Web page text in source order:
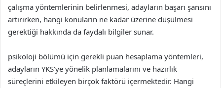
çalışma yöntemlerinin belirlenmesi, adayların başarı şansını
artırırken, hangi konuların ne kadar üzerine düşülmesi
gerektiği hakkında da faydalı bilgiler sunar.
psikoloji bölümü için gerekli puan hesaplama yöntemleri,
adayların YKS’ye yönelik planlamalarını ve hazırlık
süreçlerini etkileyen birçok faktörü içermektedir. Hangi